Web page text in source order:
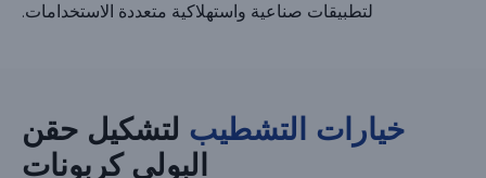
لتطبيقات صناعية واستهلاكية متعددة الاستخدامات.
خيارات التشطيب لتشكيل حقن
البولي كربونات